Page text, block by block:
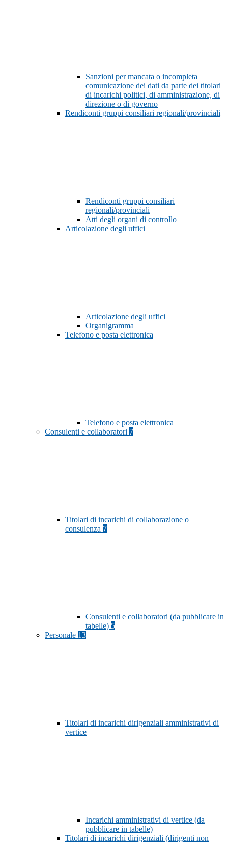
Sanzioni per mancata o incompleta
comunicazione dei dati da parte dei titolari
di incarichi politici, di amministrazione, di
direzione o di governo
Rendiconti gruppi consiliari regionali/provinciali
Rendiconti gruppi consiliari
regionali/provinciali
Atti degli organi di controllo
Articolazione degli uffici
Articolazione degli uffici
Organigramma
Telefono e posta elettronica
Telefono e posta elettronica
Consulenti e collaboratori 7
Titolari di incarichi di collaborazione o
consulenza 7
Consulenti e collaboratori (da pubblicare in
tabelle) 5
Personale 13
Titolari di incarichi dirigenziali amministrativi di
vertice
Incarichi amministrativi di vertice (da
pubblicare in tabelle)
Titolari di incarichi dirigenziali (dirigenti non